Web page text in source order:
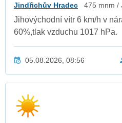
Jindřichův Hradec 475 mnm /
Jihovýchodní vítr 6 km/h v
60%,tlak vzduchu 1017 hPa.
05.08.2026, 08:56